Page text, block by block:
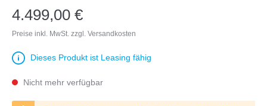
4.499,00 €
Preise inkl. MwSt. zzgl. Versandkosten
Dieses Produkt ist Leasing fähig
Nicht mehr verfügbar